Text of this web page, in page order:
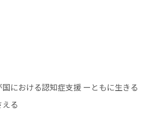
における認知症支援 ーともに生きる
える